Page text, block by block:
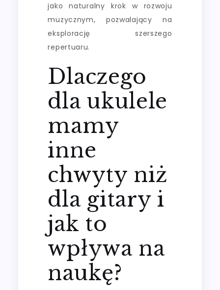
jako naturalny krok w rozwoju
muzycznym, pozwalający na
eksplorację szerszego
repertuaru.
Dlaczego
dla ukulele
mamy
inne
chwyty niż
dla gitary i
jak to
wpływa na
naukę?